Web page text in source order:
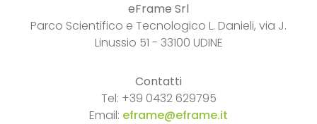
eFrame Srl
Parco Scientifico e Tecnologico L. Danieli, via J.
Linussio 51 - 33100 UDINE
Contatti
Tel: +39 0432 629795
Email: eframe@eframe.it